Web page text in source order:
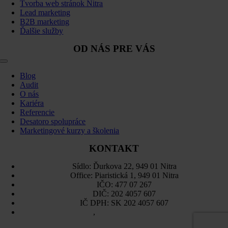
Tvorba web stránok Nitra
Lead marketing
B2B marketing
Ďalšie služby
OD NÁS PRE VÁS
Toggle
Navigation
Blog
Audit
O nás
Kariéra
Referencie
Desatoro spolupráce
Marketingové kurzy a školenia
KONTAKT
Sídlo: Ďurkova 22, 949 01 Nitra
Office: Piaristická 1, 949 01 Nitra
IČO: 477 07 267
DIČ: 202 4057 607
IČ DPH: SK 202 4057 607
,